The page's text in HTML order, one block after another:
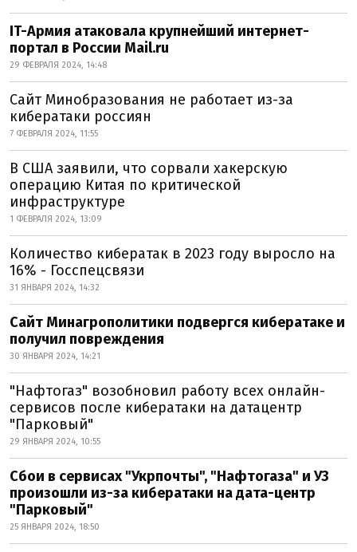
IT-Армия атаковала крупнейший интернет-
портал в России Mail.ru
29 ФЕВРАЛЯ 2024, 14:48
Сайт Минобразования не работает из-за
кибератаки россиян
7 ФЕВРАЛЯ 2024, 11:55
В США заявили, что сорвали хакерскую
операцию Китая по критической
инфраструктуре
1 ФЕВРАЛЯ 2024, 13:09
Количество кибератак в 2023 году выросло на
16% - Госспецсвязи
31 ЯНВАРЯ 2024, 14:32
Сайт Минагрополитики подвергся кибератаке и
получил повреждения
30 ЯНВАРЯ 2024, 14:21
"Нафтогаз" возобновил работу всех онлайн-
сервисов после кибератаки на датацентр
"Парковый"
29 ЯНВАРЯ 2024, 10:55
Сбои в сервисах "Укрпочты", "Нафтогаза" и УЗ
произошли из-за кибератаки на дата-центр
"Парковый"
25 ЯНВАРЯ 2024, 18:50